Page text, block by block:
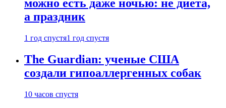
можно есть даже ночью: не диета,
а праздник
1 год спустя1 год спустя
The Guardian: ученые США
создали гипоаллергенных собак
10 часов спустя